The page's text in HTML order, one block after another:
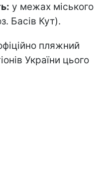
у межах міського
Басів Кут).
пляжний
України цього